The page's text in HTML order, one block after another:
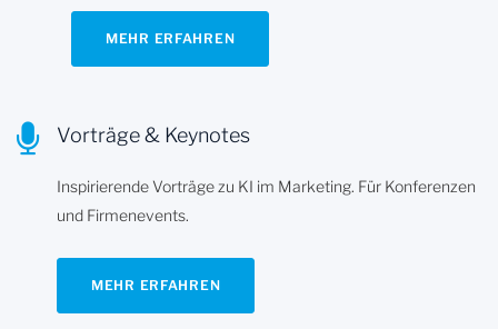
MEHR ERFAHREN
Vorträge & Keynotes
Inspirierende Vorträge zu KI im Marketing. Für Konferenzen
und Firmenevents.
MEHR ERFAHREN